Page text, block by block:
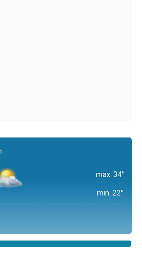
max. 34°
min. 22°